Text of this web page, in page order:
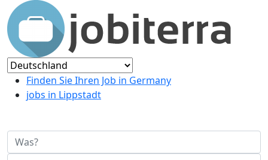
Finden Sie Ihren Job in Germany
jobs in Lippstadt